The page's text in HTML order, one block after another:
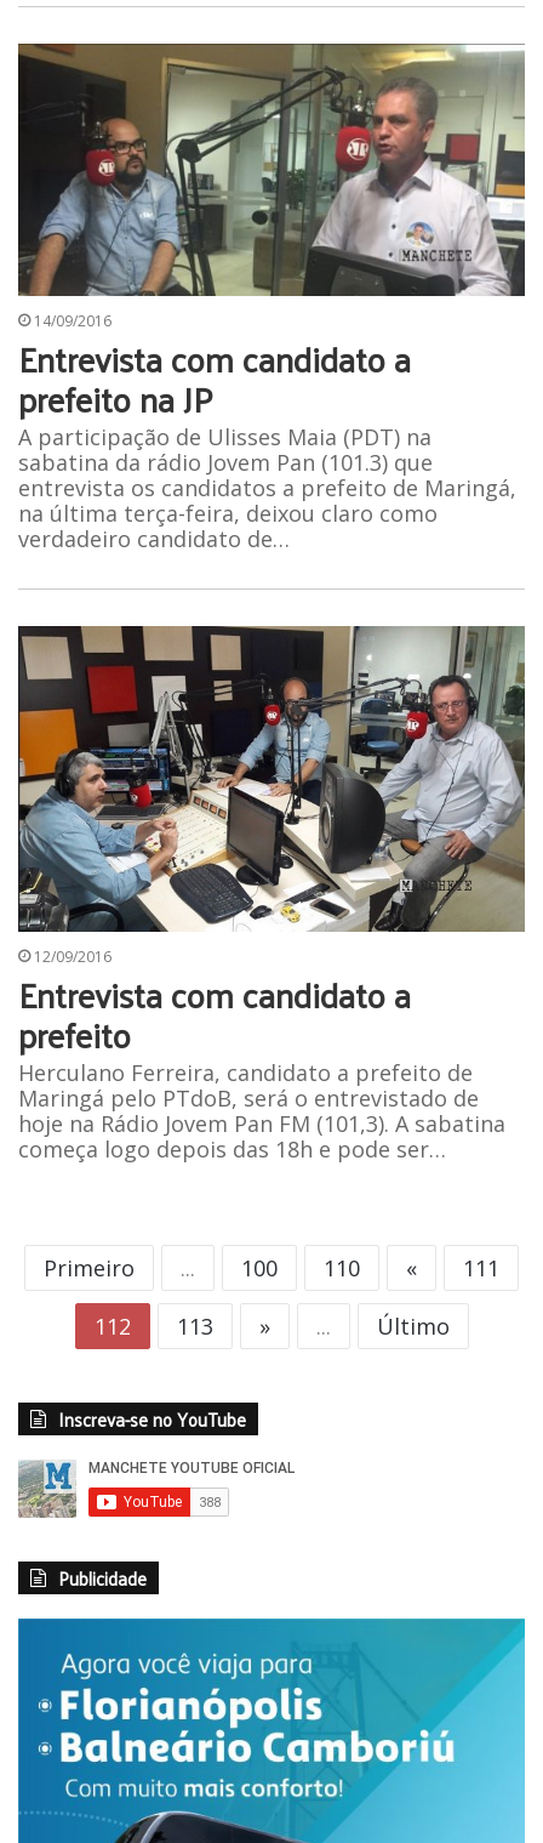
14/09/2016
Entrevista com candidato a
prefeito na JP
A participação de Ulisses Maia (PDT) na
sabatina da rádio Jovem Pan (101.3) que
entrevista os candidatos a prefeito de Maringá,
na última terça-feira, deixou claro como
verdadeiro candidato de…
12/09/2016
Entrevista com candidato a
prefeito
Herculano Ferreira, candidato a prefeito de
Maringá pelo PTdoB, será o entrevistado de
hoje na Rádio Jovem Pan FM (101,3). A sabatina
começa logo depois das 18h e pode ser…
Primeiro ... 100 110 «
111
112
113 » ... Último
Inscreva-se no YouTube
Publicidade